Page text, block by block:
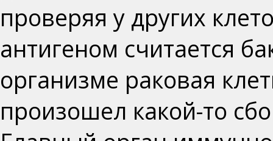
проверяя у других
антигеном считается
организме раковая
произошел какой-то